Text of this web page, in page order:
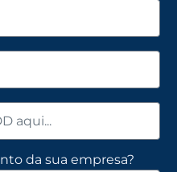
da sua empresa?